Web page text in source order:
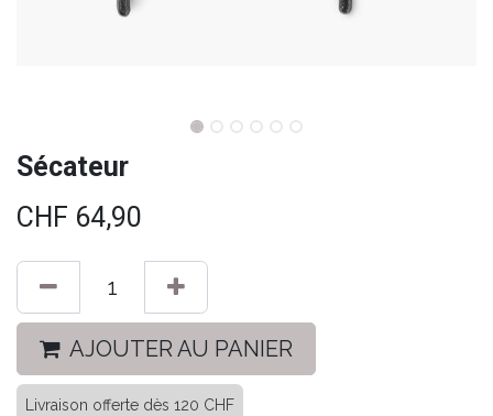
Sécateur
CHF 64,90
AJOUTER AU PANIER
Livraison offerte dès 120 CHF